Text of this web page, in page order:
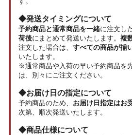
◆発送タイミングについて
予約商品と通常商品を一緒に注文し
荷後にまとめて発送いたします。 複
注文した場合は、 すべての商品が揃
いたします。
※通常商品や入荷の早い予約商品を
は、別々にご注文ください。
◆お届け日の指定について
予約商品のため、 お届け日指定はお
次第、順次発送いたします。
◆商品仕様について